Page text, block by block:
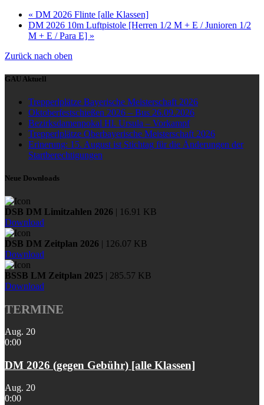
« DM 2026 Flinte [alle Klassen]
DM 2026 10m Luftpistole [Herren 1/2 M + E / Junioren 1/2
M + E / Para E] »
Zurück nach oben
GAU Aktuell
Trepperlplätze Bayerische Meisterschaft 2026
Oktoberfestschießen 2026 – Bus 26.09.2026
Bezirksdamenpokal Hl. Ursula – Vorkampf
Trepperlplätze Oberbayerische Meisterschaft 2026
Erinerung: 15. August ist Stichtag für die Änderungen der
Startberechtigungen
Neue Downloads
DSB DM Limitzahlen 2026 | 16.91 KB
Download
DSB DM Zeitplan 2026 | 126.07 KB
Download
BSSB LM Zeitplan 2025 | 285.57 KB
Download
TERMINE
Aug. 20
0:00
DM 2026 (gegen Gebühr) [alle Klassen]
Aug. 20
0:00